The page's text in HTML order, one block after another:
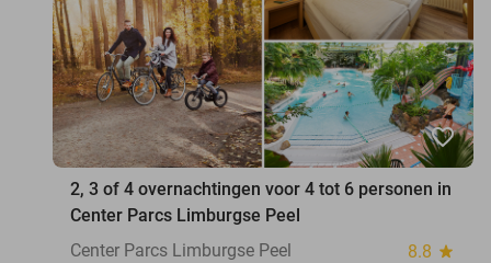
favorite_border
2, 3 of 4 overnachtingen voor 4 tot 6 personen in
Center Parcs Limburgse Peel
Center Parcs Limburgse Peel
8.8 star